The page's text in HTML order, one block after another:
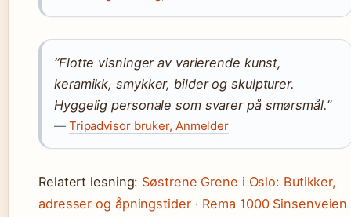
“Flotte visninger av varierende kunst,
keramikk, smykker, bilder og skulpturer.
Hyggelig personale som svarer på smørsmål.”
— Tripadvisor bruker, Anmelder
Relatert lesning: Søstrene Grene i Oslo: Butikker,
adresser og åpningstider· Rema 1000 Sinsenveien